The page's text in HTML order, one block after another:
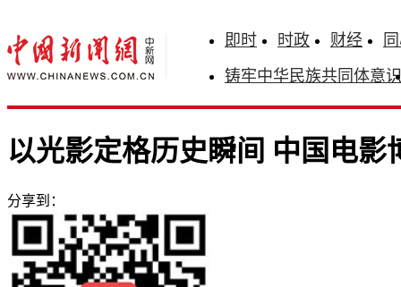
即时 时政 财经
铸牢中华民族共同体意识
以光影定格历史瞬间 中国电影
分享到：